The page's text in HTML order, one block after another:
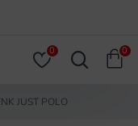
0 0
JUST POLO